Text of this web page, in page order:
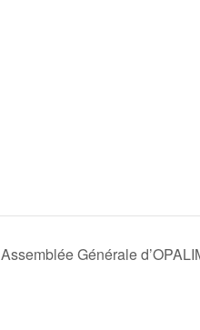
Assemblée Générale